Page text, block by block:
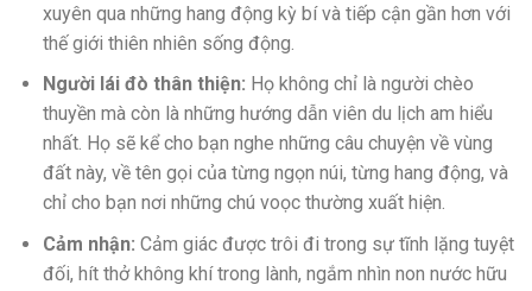
xuyên qua những hang động kỳ bí và tiếp cận gần hơn với
thế giới thiên nhiên sống động.
Người lái đò thân thiện: Họ không chỉ là người chèo
thuyền mà còn là những hướng dẫn viên du lịch am hiểu
nhất. Họ sẽ kể cho bạn nghe những câu chuyện về vùng
đất này, về tên gọi của từng ngọn núi, từng hang động, và
chỉ cho bạn nơi những chú voọc thường xuất hiện.
Cảm nhận: Cảm giác được trôi đi trong sự tĩnh lặng tuyệt
đối, hít thở không khí trong lành, ngắm nhìn non nước hữu